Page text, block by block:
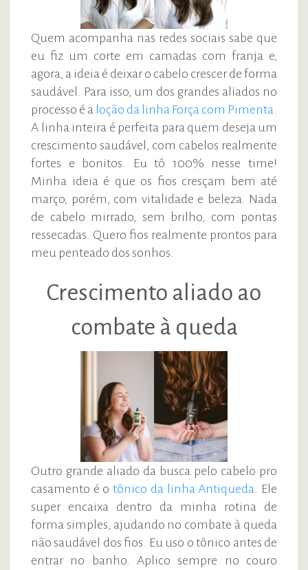
Quem acompanha nas redes sociais sabe que
eu fiz um corte em camadas com franja e,
agora, a ideia é deixar o cabelo crescer de forma
saudável. Para isso, um dos grandes aliados no
processo é a loção da linha Força com Pimenta
A linha inteira é perfeita para quem deseja um
crescimento saudável, com cabelos realmente
fortes e bonitos. Eu tô 100% nesse time!
Minha ideia é que os fios cresçam bem até
março, porém, com vitalidade e beleza. Nada
de cabelo mirrado, sem brilho, com pontas
ressecadas. Quero fios realmente prontos para
meu penteado dos sonhos.
Crescimento aliado ao
combate à queda
Outro grande aliado da busca pelo cabelo pro
casamento é otônico da linha Antiqueda
. Ele
super encaixa dentro da minha rotina de
forma simples, ajudando no combate à queda
não saudável dos fios. Eu uso o tônico antes de
entrar no banho. Aplico sempre no couro